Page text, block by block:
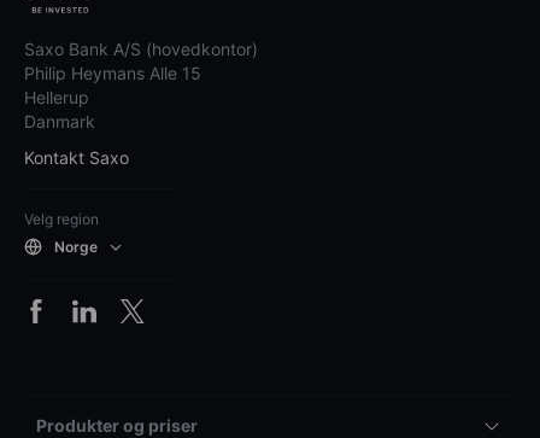
Saxo Bank A/S (hovedkontor)
Philip Heymans Alle 15
Hellerup
Danmark
Kontakt Saxo
Velg region
Norge
Produkter og priser